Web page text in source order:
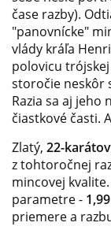
čase razby).
"panovnícke"
vlády kráľa
polovicu
storočie neskôr
Razia sa aj jeho
čiastkové časti.
Zlatý, 22-
z tohtoročnej
mincovej
parametre -
priemere a